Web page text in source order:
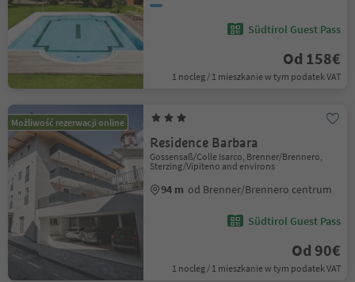
Südtirol Guest Pass
Od 158€
1 nocleg / 1 mieszkanie w tym podatek VAT
Możliwość rezerwacji online
Residence Barbara
Gossensaß/Colle Isarco, Brenner/Brennero,
Sterzing/Vipiteno and environs
94 m od Brenner/Brennero centrum
Südtirol Guest Pass
Od 90€
1 nocleg / 1 mieszkanie w tym podatek VAT